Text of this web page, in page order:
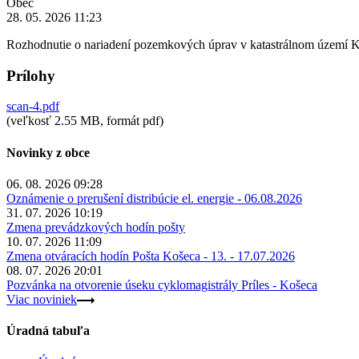
28. 05. 2026 11:23
Rozhodnutie o nariadení pozemkových úprav v katastrálnom území
Prílohy
scan-4.pdf
(veľkosť 2.55 MB, formát pdf)
Novinky z obce
06. 08. 2026 09:28
Oznámenie o prerušení distribúcie el. energie - 06.08.2026
31. 07. 2026 10:19
Zmena prevádzkových hodín pošty
10. 07. 2026 11:09
Zmena otváracích hodín Pošta Košeca - 13. - 17.07.2026
08. 07. 2026 20:01
Pozvánka na otvorenie úseku cyklomagistrály Príles - Košeca
Viac noviniek
Úradná tabuľa